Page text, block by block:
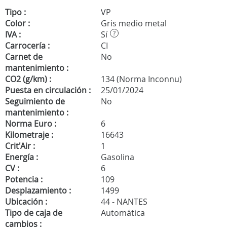
Tipo :
VP
Color :
Gris medio metal
IVA :
Sí ?
Carrocería :
CI
Carnet de
mantenimiento :
No
CO2 (g/km) :
134 (Norma Inconnu)
Puesta en circulación :
25/01/2024
Seguimiento de
mantenimiento :
No
Norma Euro :
6
Kilometraje :
16643
Crit'Air :
1
Energía :
Gasolina
CV :
6
Potencia :
109
Desplazamiento :
1499
Ubicación :
44 - NANTES
Tipo de caja de
cambios :
Automática